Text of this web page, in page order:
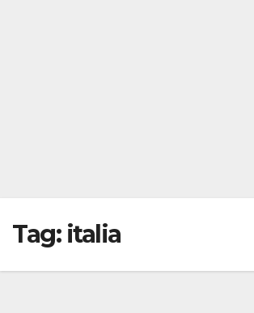
Tag: italia